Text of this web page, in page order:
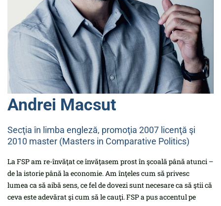
Andrei Macsut
Secţia în limba engleză, promoţia 2007 licenţă şi
2010 master (Masters in Comparative Politics)
La FSP am re-învăţat ce învăţasem prost în şcoală până atunci –
de la istorie până la economie. Am înţeles cum să privesc
lumea ca să aibă sens, ce fel de dovezi sunt necesare ca să ştii că
ceva este adevărat şi cum să le cauţi. FSP a pus accentul pe